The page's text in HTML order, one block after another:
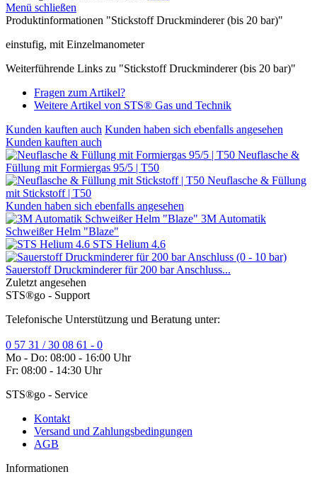
Menü schließen
Produktinformationen "Stickstoff Druckminderer (bis 20 bar)"
einstufig, mit Einzelmanometer
Weiterführende Links zu "Stickstoff Druckminderer (bis 20 bar)"
Fragen zum Artikel?
Weitere Artikel von STS® Gas und Technik
Kunden kauften auch Kunden haben sich ebenfalls angesehen
Kunden kauften auch
Neuflasche &
Füllung mit Formiergas 95/5 | T50
Neuflasche & Füllung
mit Stickstoff | T50
Kunden haben sich ebenfalls angesehen
3M Automatik
Schweißer Helm "Blaze"
STS Helium 4.6
Sauerstoff Druckminderer für 200 bar Anschluss...
Zuletzt angesehen
STS®go - Support
Telefonische Unterstützung und Beratung unter:
0 57 31 / 30 08 61 - 0
Mo - Do: 08:00 - 16:00 Uhr
Fr: 08:00 - 14:30 Uhr
STS®go - Service
Kontakt
Versand und Zahlungsbedingungen
AGB
Informationen